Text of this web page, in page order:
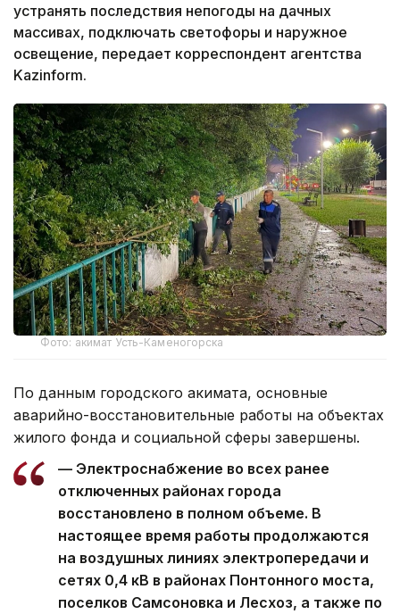
устранять последствия непогоды на дачных
массивах, подключать светофоры и наружное
освещение, передает корреспондент агентства
Kazinform.
Фото: акимат Усть-Каменогорска
По данным городского акимата, основные
аварийно-восстановительные работы на объектах
жилого фонда и социальной сферы завершены.
— Электроснабжение во всех ранее
отключенных районах города
восстановлено в полном объеме. В
настоящее время работы продолжаются
на воздушных линиях электропередачи и
сетях 0,4 кВ в районах Понтонного моста,
поселков Самсоновка и Лесхоз, а также по